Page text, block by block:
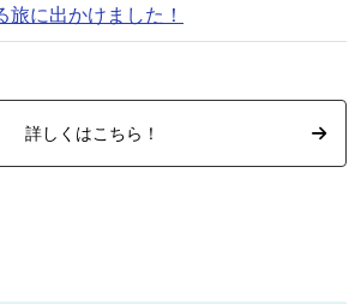
に出かけました！
詳しくはこちら！